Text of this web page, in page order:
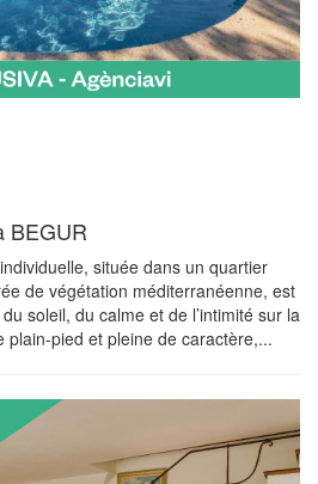
située dans un quartier
de végétation méditerranéenne, est
soleil, du calme et de l’intimité sur la
plain-pied et pleine de caractère,...